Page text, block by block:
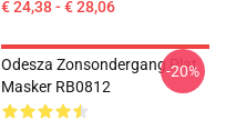
€ 24,38 - € 28,06
Odesza Zonsondergang Plat
Masker RB0812
-20%